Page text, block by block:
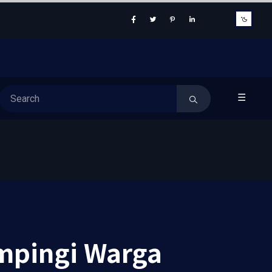
☰
Warga